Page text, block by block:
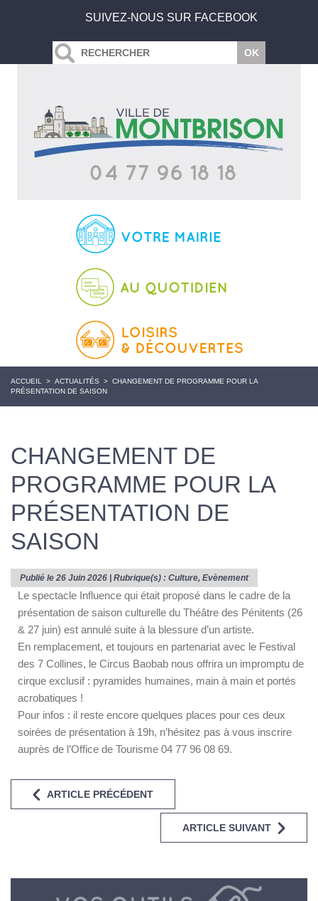
SUIVEZ-NOUS SUR FACEBOOK
ACCUEIL > ACTUALITÉS > CHANGEMENT DE PROGRAMME POUR LA
PRÉSENTATION DE SAISON
CHANGEMENT DE
PROGRAMME POUR LA
PRÉSENTATION DE
SAISON
Publié le 26 Juin 2026 | Rubrique(s) : Culture, Evènement
Le spectacle Influence qui était proposé dans le cadre de la
présentation de saison culturelle du Théâtre des Pénitents (26
& 27 juin) est annulé suite à la blessure d’un artiste.
En remplacement, et toujours en partenariat avec le Festival
des 7 Collines, le Circus Baobab nous offrira un impromptu de
cirque exclusif : pyramides humaines, main à main et portés
acrobatiques !
Pour infos : il reste encore quelques places pour ces deux
soirées de présentation à 19h, n’hésitez pas à vous inscrire
auprès de l’Office de Tourisme 04 77 96 08 69.
ARTICLE PRÉCÉDENT
ARTICLE SUIVANT